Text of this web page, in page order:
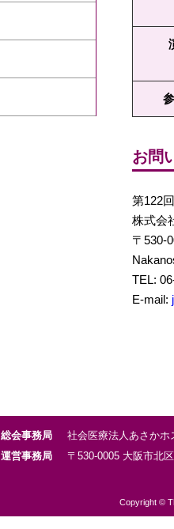
お問
第122
株式会
〒530-
TEL:
E-mail:
総会事務局 社会医療法人あさかホ
運営事務局
〒530-0005 大阪市北区
Copyright ©